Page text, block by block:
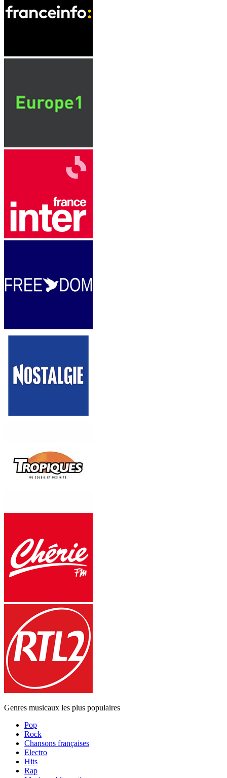
Genres musicaux les plus populaires
Pop
Rock
Chansons françaises
Electro
Hits
Rap